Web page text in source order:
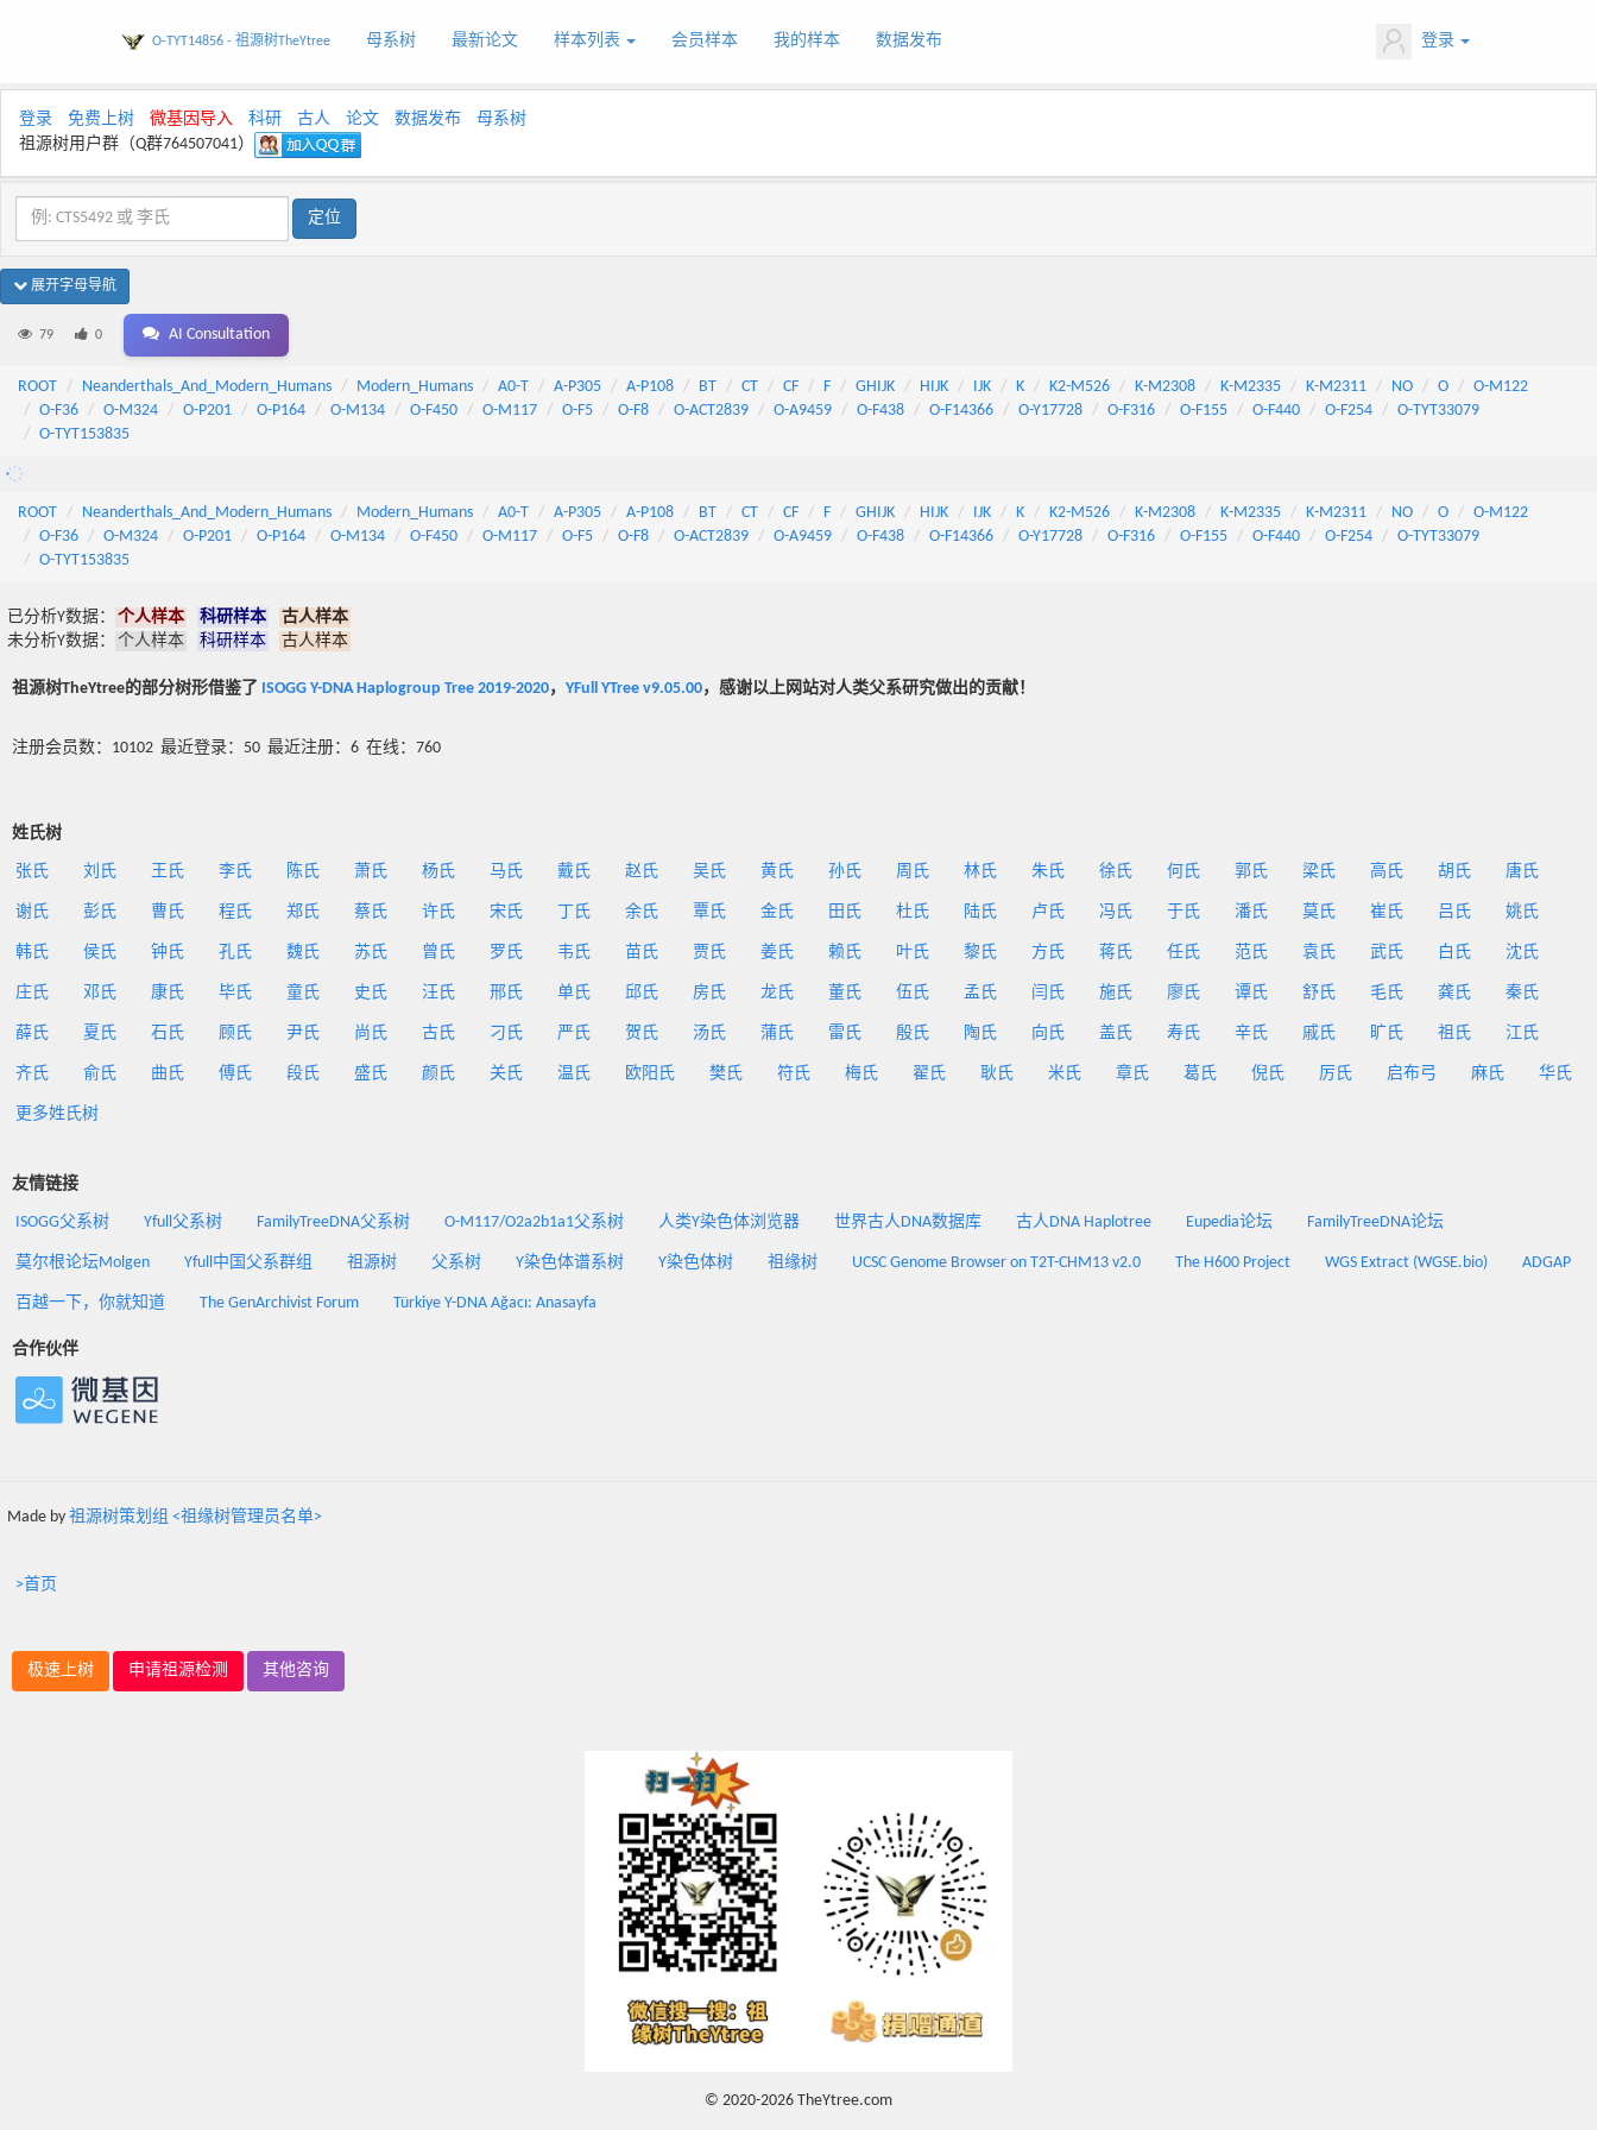
O-TYT14856 - 祖源树TheYtree 母系树 最新论文 样本列表 会员样本 我的样本 数据发布 登录
登录 免费上树 微基因导入 科研 古人 论文 数据发布
母系树
祖源树用户群（Q群764507041）
展开字母导航
79 0 AI Consultation
ROOT Neanderthals_And_Modern_Humans Modern_Humans A0-T A-P305 A-P108 BT CT CF F GHIJK HIJK IJK K K2-M526 K-M2308 K-M2335 K-M2311 NO O
O-M122
O-F36
O-M324 O-P201 O-P164 O-M134 O-F450 O-M117 O-F5 O-F8 O-ACT2839 O-A9459 O-F438 O-F14366 O-Y17728 O-F316 O-F155 O-F440 O-F254
O-TYT33079
O-TYT153835
ROOT Neanderthals_And_Modern_Humans Modern_Humans A0-T A-P305 A-P108 BT CT CF F GHIJK HIJK IJK K K2-M526 K-M2308 K-M2335 K-M2311 NO O
O-M122
O-F36
O-M324 O-P201 O-P164 O-M134 O-F450 O-M117 O-F5 O-F8 O-ACT2839 O-A9459 O-F438 O-F14366 O-Y17728 O-F316 O-F155 O-F440 O-F254
O-TYT33079
O-TYT153835
已分析Y数据： 个人样本 科研样本
古人样本
未分析Y数据：
个人样本 科研样本 古人样本
祖源树TheYtree的部分树形借鉴了 ISOGG Y-DNA Haplogroup Tree 2019-2020， YFull YTree v9.05.00，感谢以上网站对人类父系研究做出的贡献！
注册会员数：10102 最近登录：50 最近注册：6 在线：760
姓氏树
张氏 刘氏 王氏 李氏 陈氏 萧氏 杨氏 马氏 戴氏 赵氏 吴氏 黄氏 孙氏 周氏 林氏 朱氏 徐氏 何氏 郭氏 梁氏 高氏 胡氏 唐氏
谢氏 彭氏 曹氏 程氏 郑氏 蔡氏 许氏 宋氏 丁氏 余氏 覃氏 金氏 田氏 杜氏 陆氏 卢氏 冯氏 于氏 潘氏 莫氏 崔氏 吕氏 姚氏
韩氏 侯氏 钟氏 孔氏 魏氏 苏氏 曾氏 罗氏 韦氏 苗氏 贾氏 姜氏 赖氏 叶氏 黎氏 方氏 蒋氏 任氏 范氏 袁氏 武氏 白氏 沈氏
庄氏 邓氏 康氏 毕氏 童氏 史氏 汪氏 邢氏 单氏 邱氏 房氏 龙氏 董氏 伍氏 孟氏 闫氏 施氏 廖氏 谭氏 舒氏 毛氏 龚氏 秦氏
薛氏 夏氏 石氏 顾氏 尹氏 尚氏 古氏 刁氏 严氏 贺氏 汤氏 蒲氏 雷氏 殷氏 陶氏 向氏 盖氏 寿氏 辛氏 戚氏 旷氏 祖氏 江氏
齐氏 俞氏 曲氏 傅氏 段氏 盛氏 颜氏 关氏 温氏 欧阳氏 樊氏 符氏 梅氏 翟氏 耿氏 米氏 章氏 葛氏 倪氏 厉氏 启布弓 麻氏 华氏
更多姓氏树
友情链接
ISOGG父系树 Yfull父系树 FamilyTreeDNA父系树 O-M117/O2a2b1a1父系树 人类Y染色体浏览器 世界古人DNA数据库 古人DNA Haplotree Eupedia论坛 FamilyTreeDNA论坛
莫尔根论坛Molgen Yfull中国父系群组 祖源树 父系树 Y染色体谱系树 Y染色体树 祖缘树 UCSC Genome Browser on T2T-CHM13 v2.0 The H600 Project WGS Extract (WGSE.bio) ADGAP
百越一下，你就知道 The GenArchivist Forum Türkiye Y-DNA Ağacı: Anasayfa
合作伙伴
Made by 祖源树策划组 <祖缘树管理员名单>
>首页
极速上树 申请祖源检测 其他咨询
© 2020-2026 TheYtree.com